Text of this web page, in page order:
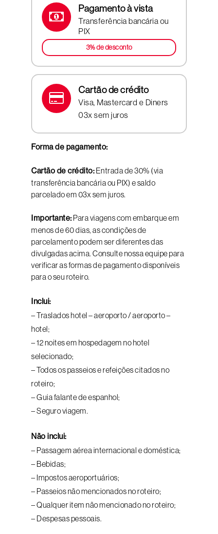
Pagamento à vista
Transferência bancária ou
PIX
3% de desconto
Cartão de crédito
Visa, Mastercard e Diners
03x sem juros
Forma de pagamento:
Cartão de crédito: Entrada de 30% (via
transferência bancária ou PIX) e saldo
parcelado em 03x sem juros.
Importante: Para viagens com embarque em
menos de 60 dias, as condições de
parcelamento podem ser diferentes das
divulgadas acima. Consulte nossa equipe para
verificar as formas de pagamento disponíveis
para o seu roteiro.
Inclui:
– Traslados hotel – aeroporto / aeroporto –
hotel;
– 12 noites em hospedagem no hotel
selecionado;
– Todos os passeios e refeições citados no
roteiro;
– Guia falante de espanhol;
– Seguro viagem.
Não inclui:
– Passagem aérea internacional e doméstica;
– Bebidas;
– Impostos aeroportuários;
– Passeios não mencionados no roteiro;
– Qualquer item não mencionado no roteiro;
– Despesas pessoais.